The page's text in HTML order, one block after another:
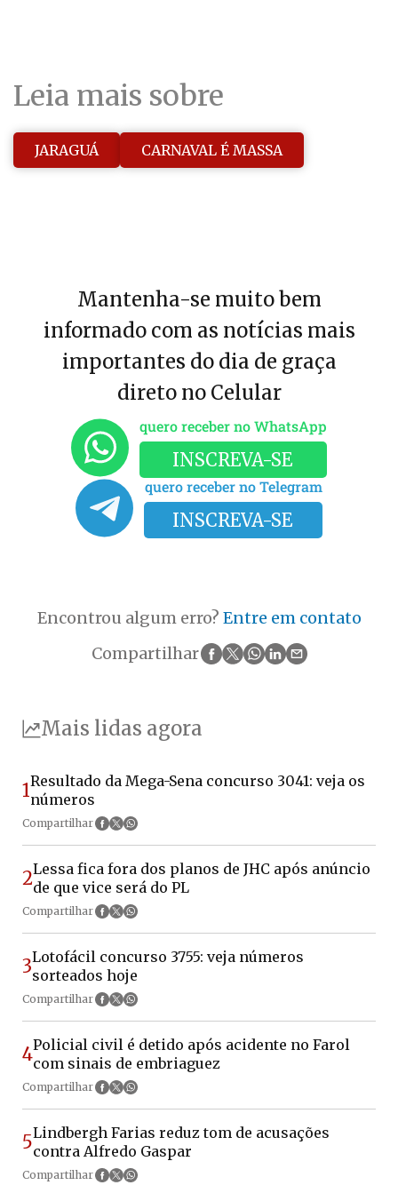
Leia mais sobre
JARAGUÁ CARNAVAL É MASSA
Mantenha-se muito bem
informado com as notícias mais
importantes do dia de graça
direto no Celular
quero receber no WhatsApp
INSCREVA-SE
quero receber no Telegram
INSCREVA-SE
Encontrou algum erro? Entre em contato
Compartilhar
Mais lidas agora
1Resultado da Mega-Sena concurso 3041: veja os
números
Compartilhar
2Lessa fica fora dos planos de JHC após anúncio
de que vice será do PL
Compartilhar
3Lotofácil concurso 3755: veja números
sorteados hoje
Compartilhar
4Policial civil é detido após acidente no Farol
com sinais de embriaguez
Compartilhar
5Lindbergh Farias reduz tom de acusações
contra Alfredo Gaspar
Compartilhar